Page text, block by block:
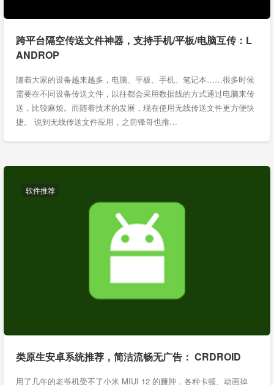
跨平台隔空传送文件神器，支持手机/平板/电脑互传：L
ANDROP
随着大家的设备越来越多，电脑、平板、手机、笔记本……很多时候
需要在不同设备传送文件，以往都会采用数据线的方式通过电脑来传
送，比较麻烦。而随着技术的发展，现在使用无线传送文件更方便快
捷。 说到无线传送文件应用，之前锋哥也推…
软件推荐
类原生安卓系统推荐，简洁流畅无广告： CRDROID
用了几年的老爷机受不了小米 MIUI 12 的臃肿，各种卡顿、动画掉